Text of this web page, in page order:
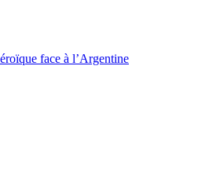
face à l’Argentine